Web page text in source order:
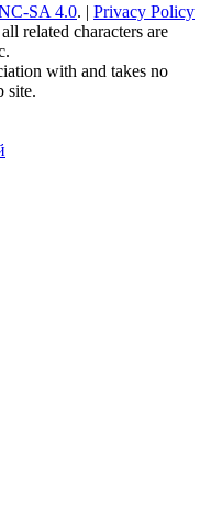
SA 4.0. | Privacy Policy
related characters are
with and takes no
site.